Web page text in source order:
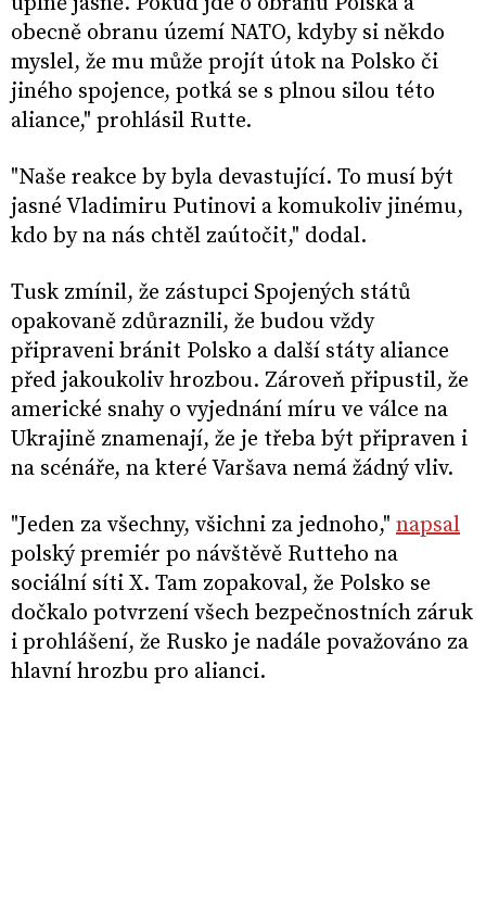
obecně obranu území NATO, kdyby si někdo
myslel, že mu může projít útok na Polsko či
jiného spojence, potká se s plnou silou této
aliance," prohlásil Rutte.
"Naše reakce by byla devastující. To musí být
jasné Vladimiru Putinovi a komukoliv jinému,
kdo by na nás chtěl zaútočit," dodal.
Tusk zmínil, že zástupci Spojených států
opakovaně zdůraznili, že budou vždy
připraveni bránit Polsko a další státy aliance
před jakoukoliv hrozbou. Zároveň připustil, že
americké snahy o vyjednání míru ve válce na
Ukrajině znamenají, že je třeba být připraven i
na scénáře, na které Varšava nemá žádný vliv.
"Jeden za všechny, všichni za jednoho," napsal
polský premiér po návštěvě Rutteho na
sociální síti X. Tam zopakoval, že Polsko se
dočkalo potvrzení všech bezpečnostních záruk
i prohlášení, že Rusko je nadále považováno za
hlavní hrozbu pro alianci.